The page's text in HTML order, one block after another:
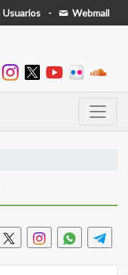
Usuarios - Webmail